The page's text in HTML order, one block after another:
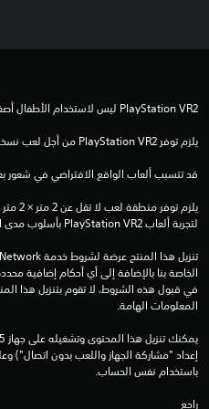
يلزم توفر PlayStation VR2 من أجل لعب نسخة PS5 من هذه اللعبة.
قد تتسبب ألعاب الواقع الافتراضي في شعور
لتجربة ألعاب PlayStation VR2 بأسلوب مدى الغرفة.
المعلومات الهامة.
باستخدام نفس الحساب.
راجع